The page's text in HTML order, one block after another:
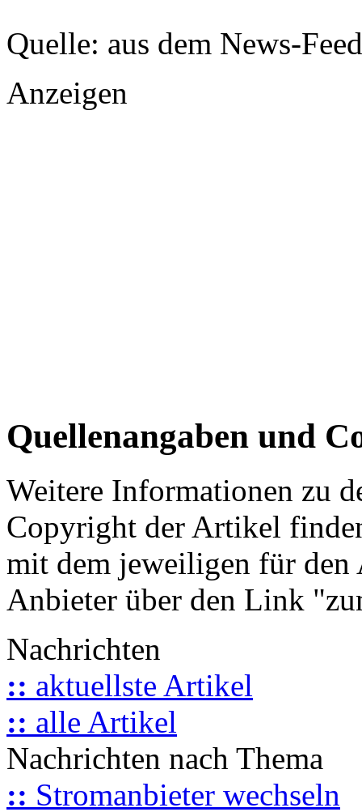
Quelle: aus dem News-
Anzeigen
Quellenangaben und
Weitere Informationen zu
Copyright der Artikel
mit dem jeweiligen für
Anbieter über den Link
Nachrichten
:: aktuellste Artikel
:: alle Artikel
Nachrichten nach Thema
:: Stromanbieter wechseln